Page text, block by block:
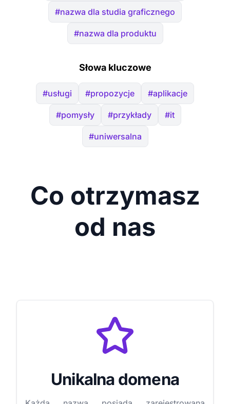
#nazwa dla studia graficznego
#nazwa dla produktu
Słowa kluczowe
#usługi #propozycje #aplikacje
#pomysły #przykłady #it
#uniwersalna
Co otrzymasz
od nas
Unikalna domena